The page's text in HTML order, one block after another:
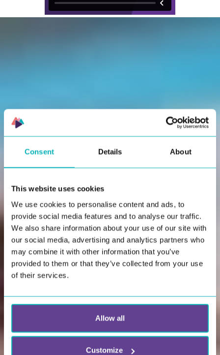
Consent Details About
This website uses cookies
We use cookies to personalise content and ads, to
provide social media features and to analyse our traffic.
We also share information about your use of our site with
our social media, advertising and analytics partners who
may combine it with other information that you’ve
provided to them or that they’ve collected from your use
of their services.
Allow all
Customize
bedre bruk av eksisterende
innhold